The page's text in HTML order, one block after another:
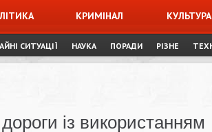
КРИМІНАЛ КУЛЬТУРА
СИТУАЦІЇ НАУКА ПОРАДИ РІЗНЕ
із використанням